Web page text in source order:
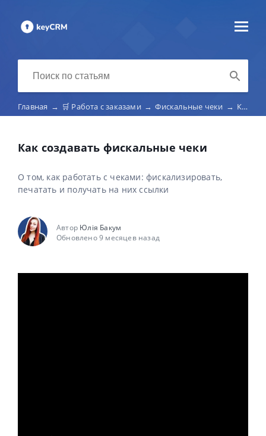
Главная → 🛒 Работа с заказами → Фискальные чеки → Как создавать фискальные чеки
Как создавать фискальные чеки
О том, как работать с чеками: фискализировать,
печатать и получать на них ссылки
Автор Юлія Бакум
Обновлено 9 месяцев назад